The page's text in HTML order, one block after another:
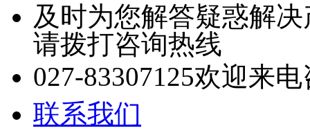
及时为您解答疑惑解
请拨打咨询热线
027-83307125欢迎来电
联系我们